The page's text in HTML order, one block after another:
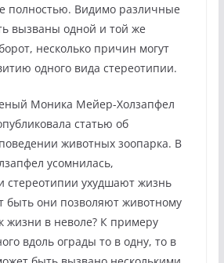
полностью. Видимо различные
вызваны одной и той же
несколько причин могут
одного вида стереотипии.
Моника Мейер-Холзапфел
статью об
животных зоопарка. В
усомнилась,
стереотипии ухудшают жизнь
быть они позволяют животному
жизни в неволе? К примеру
вдоль ограды то в одну, то в